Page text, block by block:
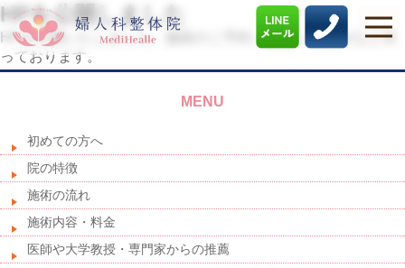
HPを公開しました
HPを公開いたしました。施術のご予約、お問い合わせなど承
っております。
MENU
初めての方へ
院の特徴
施術の流れ
施術内容・料金
医師や大学教授・専門家からの推薦